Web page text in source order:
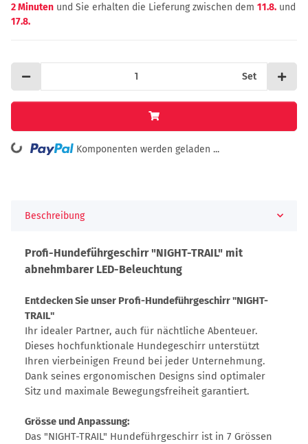
2 Minuten und Sie erhalten die Lieferung zwischen dem 11.8. und
17.8.
Set
Komponenten werden geladen ...
Beschreibung
Profi-Hundeführgeschirr "NIGHT-TRAIL" mit
abnehmbarer LED-Beleuchtung
Entdecken Sie unser Profi-Hundeführgeschirr "NIGHT-
TRAIL"
Ihr idealer Partner, auch für nächtliche Abenteuer.
Dieses hochfunktionale Hundegeschirr unterstützt
Ihren vierbeinigen Freund bei jeder Unternehmung.
Dank seines ergonomischen Designs sind optimaler
Sitz und maximale Bewegungsfreiheit garantiert.
Grösse und Anpassung:
Das "NIGHT-TRAIL" Hundeführgeschirr ist in 7 Grössen